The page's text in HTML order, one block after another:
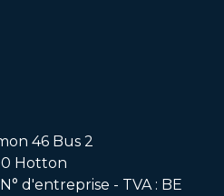
46 Bus 2
Hotton
d'entreprise - TVA : BE